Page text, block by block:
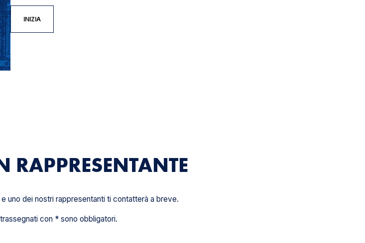
INIZIA
RAPPRESENTANTE
uno dei nostri rappresentanti ti contatterà a breve.
con * sono obbligatori.